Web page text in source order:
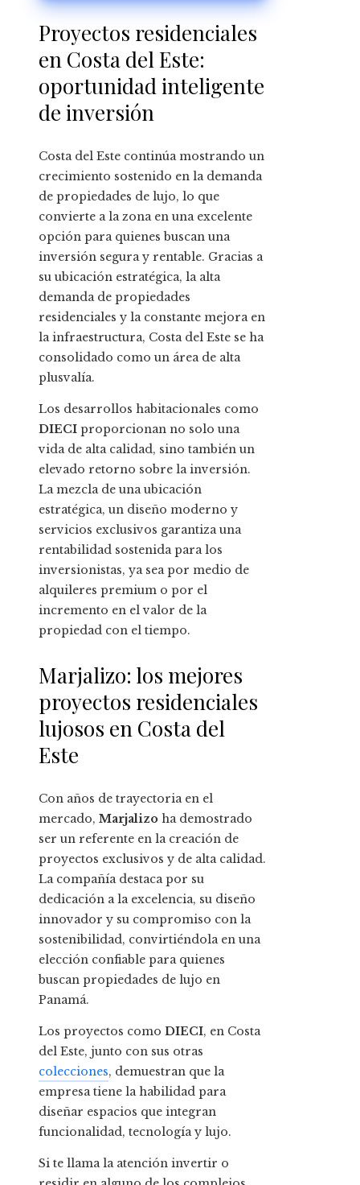
desarrollo sostenible
Proyectos residenciales
en Costa del Este:
oportunidad inteligente
de inversión
Costa del Este continúa mostrando un
crecimiento sostenido en la demanda
de propiedades de lujo, lo que
convierte a la zona en una excelente
opción para quienes buscan una
inversión segura y rentable. Gracias a
su ubicación estratégica, la alta
demanda de propiedades
residenciales y la constante mejora en
la infraestructura, Costa del Este se ha
consolidado como un área de alta
plusvalía.
Los desarrollos habitacionales como
DIECI proporcionan no solo una
vida de alta calidad, sino también un
elevado retorno sobre la inversión.
La mezcla de una ubicación
estratégica, un diseño moderno y
servicios exclusivos garantiza una
rentabilidad sostenida para los
inversionistas, ya sea por medio de
alquileres premium o por el
incremento en el valor de la
propiedad con el tiempo.
Marjalizo: los mejores
proyectos residenciales
lujosos en Costa del
Este
Con años de trayectoria en el
mercado, Marjalizo ha demostrado
ser un referente en la creación de
proyectos exclusivos y de alta calidad.
La compañía destaca por su
dedicación a la excelencia, su diseño
innovador y su compromiso con la
sostenibilidad, convirtiéndola en una
elección confiable para quienes
buscan propiedades de lujo en
Panamá.
Los proyectos como DIECI, en Costa
del Este, junto con sus otras
colecciones, demuestran que la
empresa tiene la habilidad para
diseñar espacios que integran
funcionalidad, tecnología y lujo.
Si te llama la atención invertir o